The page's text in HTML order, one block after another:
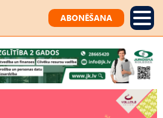
ABONĒŠANA